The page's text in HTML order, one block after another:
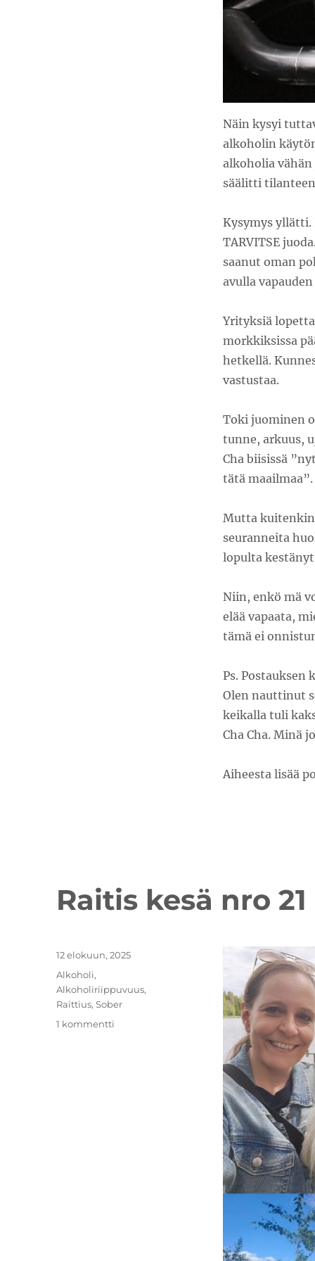
Näin kysyi
alkoholin
alkoholia
säälitti
Kysymys yllätti.
TARVITSE
saanut oman
avulla
Yrityksiä
morkkiksissa
hetkellä.
vastustaa.
Toki juominen
tunne, arkuus,
Cha biisissä
tätä
Mutta kuitenkin
seuranneita
lopulta
Niin, enkö mä
elää vapaata,
tämä ei
Ps. Postauksen
Olen nauttinut
keikalla tuli
Cha Cha. Minä
Aiheesta lisää
Raitis kesä nro 21
Julkaistu
12 elokuun, 2025
Kategoriat
Alkoholi,
Alkoholiriippuvuus,
Raittius,Sober
1 kommentti